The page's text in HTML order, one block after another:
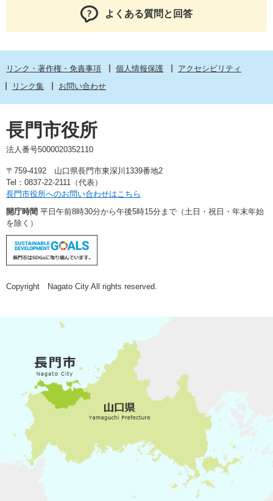
よくある質問と回答
リンク・著作権・免責事項 個人情報保護
アクセシビリティ
リンク集
お問い合わせ
長門市役所
法人番号5000020352110
〒759-4192 山口県長門市東深川1339番地2
Tel：0837-22-2111（代表）
長門市役所へのお問い合わせはこちら
開庁時間 平日午前8時30分から午後5時15分まで（土日・祝日・年末年始
を除く）
Copyright Nagato City All rights reserved.